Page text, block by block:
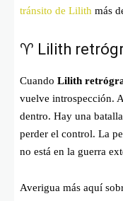
tránsito de Lilith más
♈ Lilith
Cuando Lilith
vuelve introspección.
dentro. Hay una
perder el control. La
no está en la guerra
Averigua más aquí